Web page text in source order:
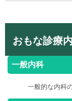
おもな診療
一般内科
一般的な内科